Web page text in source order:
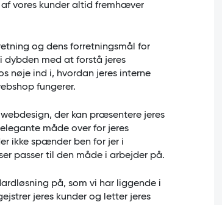
af vores kunder altid fremhæver
og dens forretningsmål for
med at forstå jeres
nøje ind i, hvordan jeres interne
fungerer.
der kan præsentere jeres
måde over for jeres
ikke spænder ben for jer i
passer til den måde i arbejder på.
på, som vi har liggende i
jeres kunder og letter jeres